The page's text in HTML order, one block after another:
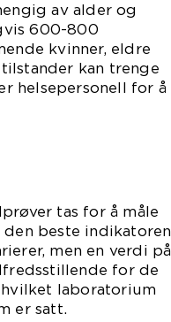
av alder og
600-800
kvinner, eldre
kan trenge
helsepersonell for å
tas for å måle
beste indikatoren
men en verdi på
for de
hvilket laboratorium
er satt.